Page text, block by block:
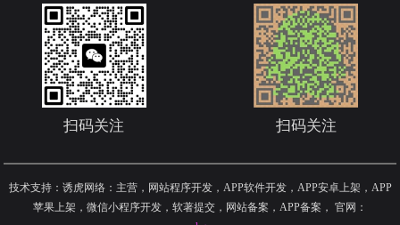
扫码关注 扫码关注
技术支持：诱虎网络：主营，网站程序开发，APP软件开发，APP安卓上架，APP
苹果上架，微信小程序开发，软著提交，网站备案，APP备案 ， 官网：